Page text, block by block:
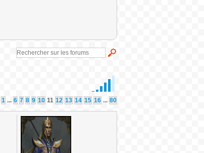
1 ... 6 7 8 9 10 11 12 13 14 15 16 ... 80